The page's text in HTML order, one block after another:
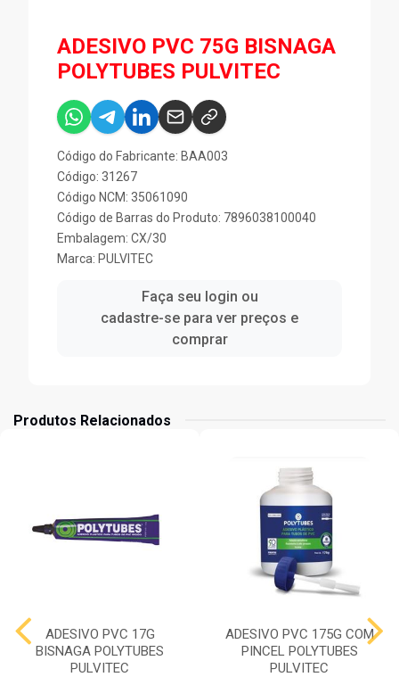
ADESIVO PVC 75G BISNAGA
POLYTUBES PULVITEC
Código do Fabricante: BAA003
Código: 31267
Código NCM: 35061090
Código de Barras do Produto: 7896038100040
Embalagem: CX/30
Marca: PULVITEC
Faça seu login ou
cadastre-se para ver preços e
comprar
Produtos Relacionados
ADESIVO PVC 17G
BISNAGA POLYTUBES
PULVITEC
ADESIVO PVC 175G COM
PINCEL POLYTUBES
PULVITEC